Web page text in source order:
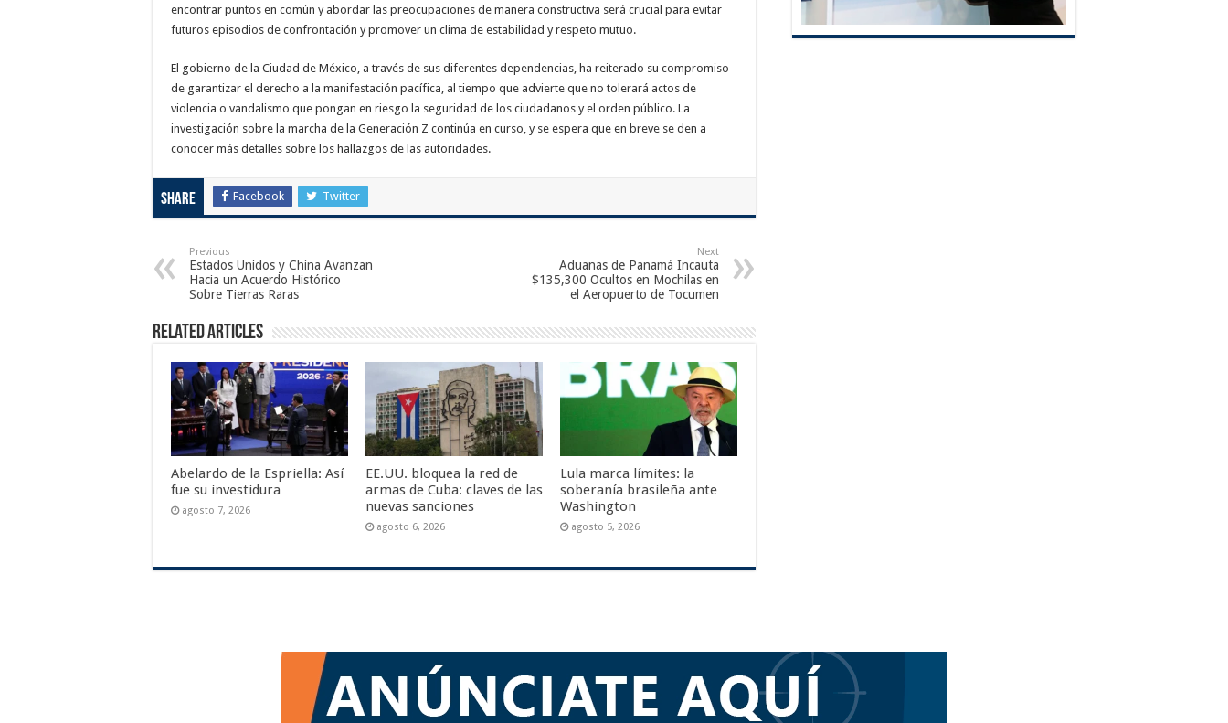
encontrar puntos en común y abordar las preocupaciones de manera constructiva será crucial para evitar
futuros episodios de confrontación y promover un clima de estabilidad y respeto mutuo.
El gobierno de la Ciudad de México, a través de sus diferentes dependencias, ha reiterado su compromiso
de garantizar el derecho a la manifestación pacífica, al tiempo que advierte que no tolerará actos de
violencia o vandalismo que pongan en riesgo la seguridad de los ciudadanos y el orden público. La
investigación sobre la marcha de la Generación Z continúa en curso, y se espera que en breve se den a
conocer más detalles sobre los hallazgos de las autoridades.
Share Facebook Twitter
Previous
Estados Unidos y China Avanzan
Hacia un Acuerdo Histórico
Sobre Tierras Raras
Next
Aduanas de Panamá Incauta
$135,300 Ocultos en Mochilas en
el Aeropuerto de Tocumen
Related Articles
Abelardo de la Espriella: Así
fue su investidura
agosto 7, 2026
EE.UU. bloquea la red de
armas de Cuba: claves de las
nuevas sanciones
agosto 6, 2026
Lula marca límites: la
soberanía brasileña ante
Washington
agosto 5, 2026